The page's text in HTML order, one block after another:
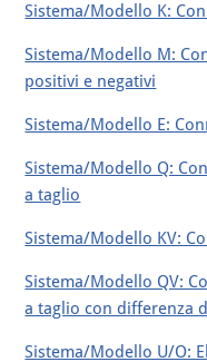
Sistema/Modello K:
Sistema/Modello M:
positivi e negativi
Sistema/Modello E:
Sistema/Modello Q:
a taglio
Sistema/Modello KV:
Sistema/Modello QV:
a taglio con differenza
Sistema/Modello U/O: